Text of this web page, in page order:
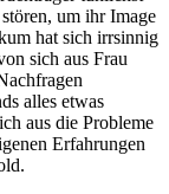
um ihr Image
hat sich irrsinnig
sich aus Frau
alles etwas
aus die Probleme
Erfahrungen